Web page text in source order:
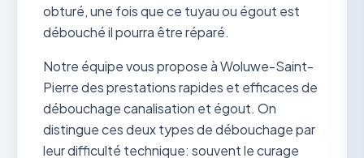
obturé, une fois que ce tuyau ou égout est
débouché il pourra être réparé.
Notre équipe vous propose à Woluwe-Saint-
Pierre des prestations rapides et efficaces de
débouchage canalisation et égout. On
distingue ces deux types de débouchage par
leur difficulté technique: souvent le curage